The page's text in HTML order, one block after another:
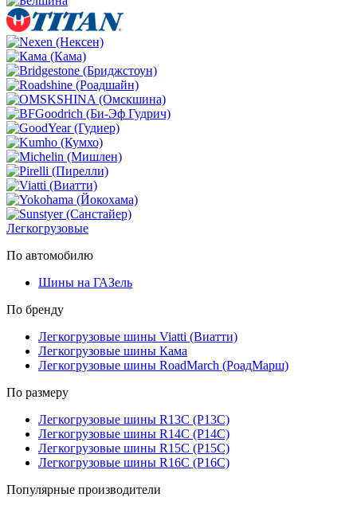
Легкогрузовые
По автомобилю
Шины на ГАЗель
По бренду
Легкогрузовые шины Viatti (Виатти)
Легкогрузовые шины Кама
Легкогрузовые шины RoadMarch (РоадМарш)
По размеру
Легкогрузовые шины R13C (Р13С)
Легкогрузовые шины R14C (Р14С)
Легкогрузовые шины R15C (Р15С)
Легкогрузовые шины R16C (Р16С)
Популярные производители